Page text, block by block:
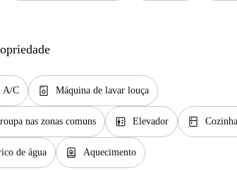
A/C dishwasher_gen Máquina de lavar louça
nas zonas comuns elevator Elevador kitchen
de água water_heater Aquecimento